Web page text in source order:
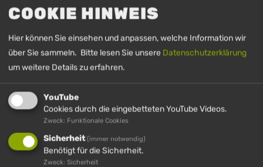
Immenstadt - Oberstaufen-Immenstadt
Oberstaufen-Imbergbahn
Hündle-Bahnhof-Express
COOKIE HINWEIS
Hier können Sie einsehen und anpassen, welche Information wir
über Sie sammeln. Bitte lesen Sie unsere Datenschutzerklärung
um weitere Details zu erfahren.
YouTube
Cookies durch die eingebetteten YouTube Videos.
Zweck: Funktionale Cookies
Sicherheit(immer notwendig)
Benötigt für die Sicherheit.
Zweck: Sicherheit